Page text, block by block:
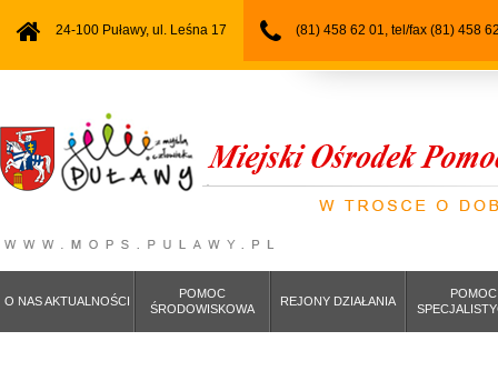
24-100 Puławy, ul. Leśna 17 (81) 458 62 01, tel/fax (81) 458
O NAS AKTUALNOŚCI
POMOC
ŚRODOWISKOWA
REJONY DZIAŁANIA
POMOC